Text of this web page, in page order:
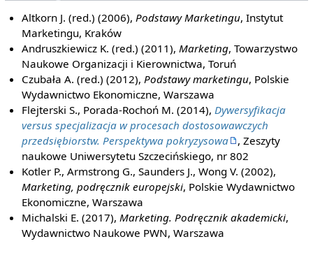
Altkorn J. (red.) (2006),Podstawy Marketingu, Instytut
Marketingu, Kraków
Andruszkiewicz K. (red.) (2011),Marketing, Towarzystwo
Naukowe Organizacji i Kierownictwa, Toruń
Czubała A. (red.) (2012),Podstawy marketingu, Polskie
Wydawnictwo Ekonomiczne, Warszawa
Flejterski S., Porada-Rochoń M. (2014),Dywersyfikacja
versus specjalizacja w procesach dostosowawczych
przedsiębiorstw. Perspektywa pokryzysowa
, Zeszyty
naukowe Uniwersytetu Szczecińskiego, nr 802
Kotler P., Armstrong G., Saunders J., Wong V. (2002),
Marketing, podręcznik europejski, Polskie Wydawnictwo
Ekonomiczne, Warszawa
Michalski E. (2017),Marketing. Podręcznik akademicki,
Wydawnictwo Naukowe PWN, Warszawa